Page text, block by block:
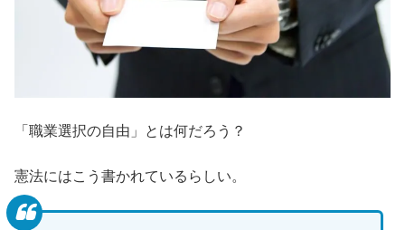
「職業選択の自由」とは何だろう？
憲法にはこう書かれているらしい。